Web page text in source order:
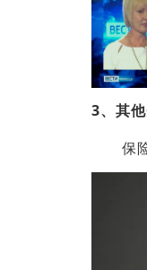
3、其
保